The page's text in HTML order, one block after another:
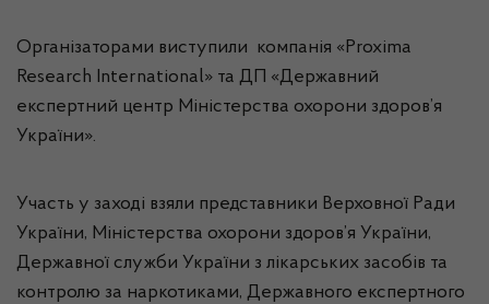
Організаторами виступили компанія «Proxima
Research International» та ДП «Державний
експертний центр Міністерства охорони здоров’я
України».
Участь у заході взяли представники Верховної Ради
України, Міністерства охорони здоров’я України,
Державної служби України з лікарських засобів та
контролю за наркотиками, Державного експертного